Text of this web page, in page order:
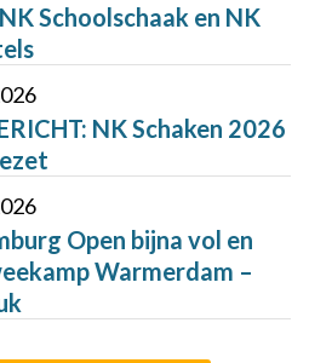
Schoolschaak en NK
NK Schaken 2026
Open bijna vol en
Warmerdam –